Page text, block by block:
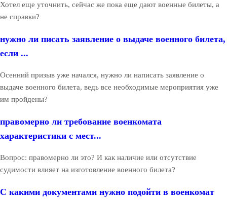
Хотел еще уточнить, сейчас же пока еще дают военные билеты, а
не справки?
нужно ли писать заявление о выдаче военного билета,
если ...
Осенний призыв уже начался, нужно ли написать заявление о
выдаче военного билета, ведь все необходимые мероприятия уже
им пройдены?
правомерно ли требование военкомата
характеристики с мест...
Вопрос: правомерно ли это? И как наличие или отсутствие
судимости влияет на изготовление военного билета?
С какими документами нужно подойти в военкомат